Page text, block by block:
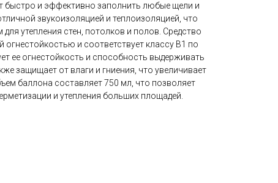
быстро и эффективно заполнить любые щели и
звукоизоляцией и теплоизоляцией, что
утепления стен, потолков и полов. Средство
огнестойкостью и соответствует классу В1 по
ее огнестойкость и способность выдерживать
защищает от влаги и гниения, что увеличивает
баллона составляет 750 мл, что позволяет
и утепления больших площадей.